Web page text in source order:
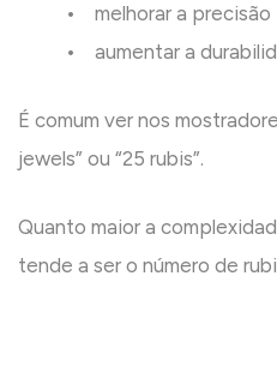
• melhorar a precisão
• aumentar a
É comum ver nos
jewels” ou “25 rubis”.
Quanto maior a
tende a ser o número de